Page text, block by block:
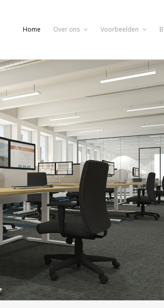
Home Over ons Voorbeelden